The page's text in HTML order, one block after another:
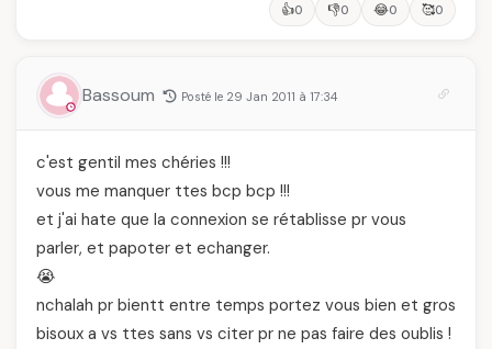
👍0 👎0 😂0 🥰0
Bassoum Posté le 29 Jan 2011 à 17:34
c'est gentil mes chéries !!!
vous me manquer ttes bcp bcp !!!
et j'ai hate que la connexion se rétablisse pr vous
parler, et papoter et echanger.
😭
nchalah pr bientt entre temps portez vous bien et gros
bisoux a vs ttes sans vs citer pr ne pas faire des oublis !